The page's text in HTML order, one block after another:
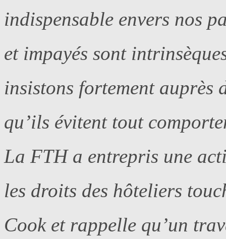
indispensable envers nos
et impayés sont
insistons fortement auprès
qu’ils évitent tout
La FTH a entrepris une
les droits des hôteliers
Cook et rappelle qu’un